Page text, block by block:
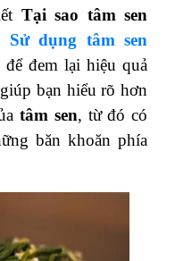
Tại sao tâm sen
Sử dụng tâm sen
đem lại hiệu quả
bạn hiểu rõ hơn
tâm sen, từ đó có
băn khoăn phía